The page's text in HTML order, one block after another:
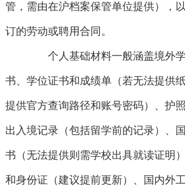
管，需由在沪档案保管单位提供），
订的劳动或聘用合同。
个人基础材料一般涵盖境外学
书、学位证书和成绩单（若无法提供
提供官方查询路径和账号密码）、护
出入境记录（包括留学前的记录）、
书（无法提供则需学校出具就读证明
和身份证（建议提前更新）、国内外